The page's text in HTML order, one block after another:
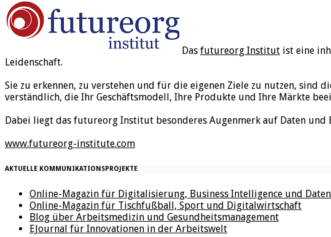
Das futureorg Institut ist eine
Leidenschaft.
Sie zu erkennen, zu verstehen und für die eigenen Ziele zu nutzen,
verständlich, die Ihr Geschäftsmodell, Ihre Produkte und Ihre Märkte
Dabei liegt das futureorg Institut besonderes Augenmerk auf Daten
www.futureorg-institute.com
AKTUELLE KOMMUNIKATIONSPROJEKTE
Online-Magazin für Digitalisierung, Business Intelligence und
Online-Magazin für Tischfußball, Sport und Digitalwirtschaft
Blog über Arbeitsmedizin und Gesundheitsmanagement
EJournal für Innovationen in der Arbeitswelt